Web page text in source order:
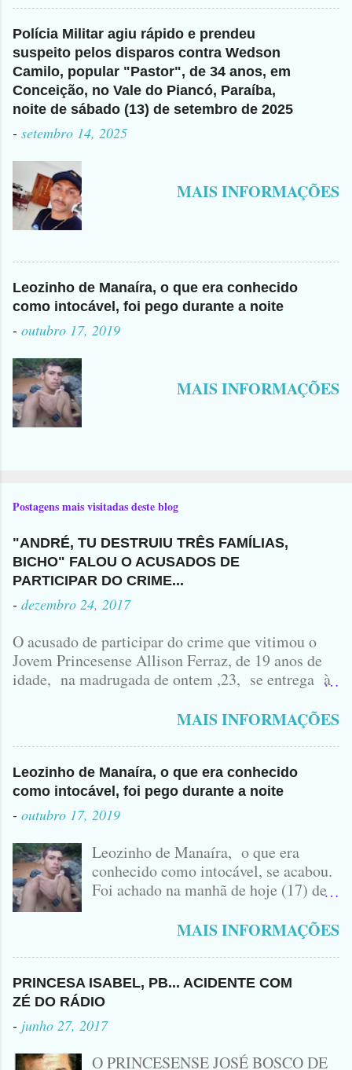
Polícia Militar agiu rápido e prendeu
suspeito pelos disparos contra Wedson
Camilo, popular "Pastor", de 34 anos, em
Conceição, no Vale do Piancó, Paraíba,
noite de sábado (13) de setembro de 2025
- setembro 14, 2025
MAIS INFORMAÇÕES
Leozinho de Manaíra, o que era conhecido
como intocável, foi pego durante a noite
- outubro 17, 2019
MAIS INFORMAÇÕES
Postagens mais visitadas deste blog
"ANDRÉ, TU DESTRUIU TRÊS FAMÍLIAS,
BICHO" FALOU O ACUSADOS DE
PARTICIPAR DO CRIME...
- dezembro 24, 2017
O acusado de participar do crime que vitimou o
Jovem Princesense Allison Ferraz, de 19 anos de
idade, na madrugada de ontem ,23, se entrega à
vulgo ( CORRÓ ) falou como tudo aconteceu ...
MAIS INFORMAÇÕES
Leozinho de Manaíra, o que era conhecido
como intocável, foi pego durante a noite
- outubro 17, 2019
Leozinho de Manaíra, o que era
conhecido como intocável, se acabou.
Foi achado na manhã de hoje (17) de
no Sertão da Paraíba, o Lendário
atingido com disparo de calibre 12. O
Procurado pela Justiça havia matado
a Namorada dele, Fabrícia Nogueira ,
Peixeira. Ele deu mais de 10 Facadas
MAIS INFORMAÇÕES
PRINCESA ISABEL, PB... ACIDENTE COM
ZÉ DO RÁDIO
- junho 27, 2017
O PRINCESENSE JOSÉ BOSCO DE